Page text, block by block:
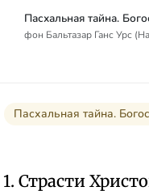
фон Бальтазар Ганс Урс
Пасхальная тайна.
1. Страсти